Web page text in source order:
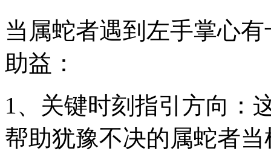
当属蛇者遇到左手掌心
助益：
1、关键时刻指引方向：
帮助犹豫不决的属蛇者当